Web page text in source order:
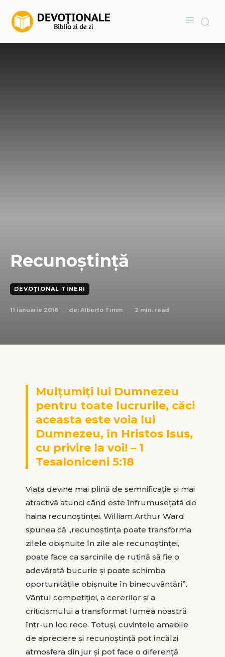
Recunoștință
DEVOȚIONAL TINERI
11 ianuarie 2018 de: Alberto Timm 2 min. read
Mulţumiţi lui Dumnezeu
pentru toate lucrurile, căci
aceasta este voia lui
Dumnezeu, în Hristos Isus,
cu privire la voi! – 1
Tesaloniceni 5:18
Viaţa devine mai plină de semnificaţie şi mai
atractivă atunci când este înfrumuseţată de
haina recunoştinţei. William Arthur Ward
spunea că „recunoştinţa poate transforma
zilele obişnuite în zile ale recunoştinţei,
poate face ca sarcinile de rutină să fie o
adevărată bucurie şi poate schimba
oportunităţile obişnuite în binecuvântări”.
Vântul competiţiei, a cererilor şi a
criticismului a transformat lumea noastră
într-un loc rece. Totuşi, cuvintele amabile
de apreciere şi recunoştinţă pot încălzi
atmosfera din jur şi pot face o diferenţă